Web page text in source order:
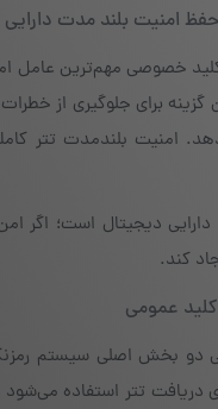
امنیت بلند مدت دارایی
کلید خصوصی مهم‌ترین
برای جلوگیری از
امنیت بلندمدت تتر
دیجیتال است؛ اگر
کند.
عمومی
بخش اصلی سیستم
تتر استفاده می‌شود